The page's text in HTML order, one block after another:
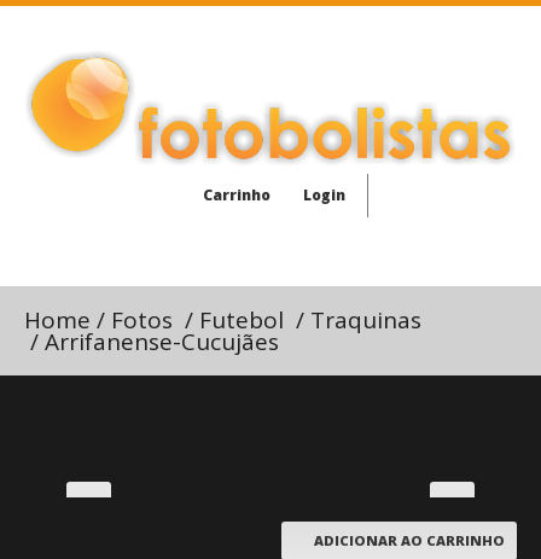
Carrinho Login
Home / Fotos / Futebol / Traquinas
/Arrifanense-Cucujães
ADICIONAR AO CARRINHO